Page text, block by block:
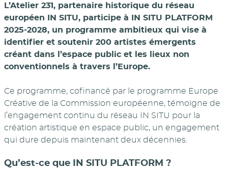
L’Atelier 231, partenaire historique du réseau
européen IN SITU, participe à IN SITU PLATFORM
2025-2028, un programme ambitieux qui vise à
identifier et soutenir 200 artistes émergents
créant dans l’espace public et les lieux non
conventionnels à travers l’Europe.
Ce programme, cofinancé par le programme Europe
Créative de la Commission européenne, témoigne de
l’engagement continu du réseau IN SITU pour la
création artistique en espace public, un engagement
qui dure depuis maintenant deux décennies.
Qu’est-ce que IN SITU PLATFORM ?